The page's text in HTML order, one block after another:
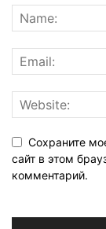
Сохраните
сайт в этом
комментарий.